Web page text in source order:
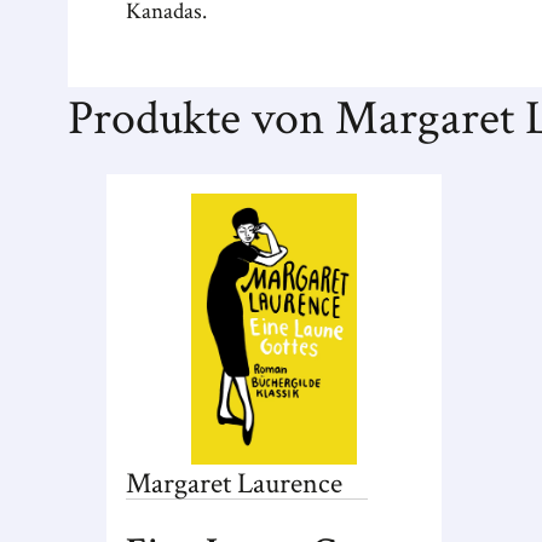
Kanadas.
Produkte von Margaret
MargaretLaurence